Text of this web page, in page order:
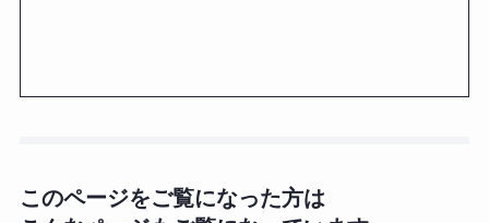
このページをご覧になった方は